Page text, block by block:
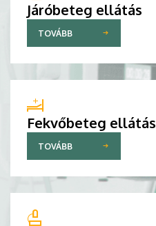
Járóbeteg ellátás
TOVÁBB
Fekvőbeteg ellátás
TOVÁBB